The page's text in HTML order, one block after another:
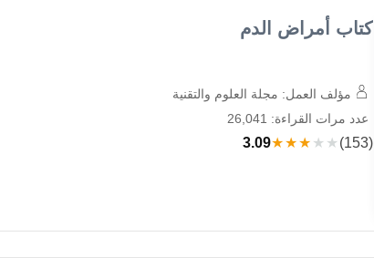
كتاب أمراض الدم
مؤلف العمل: مجلة العلوم والتقنية
عدد مرات القراءة: 26,041
3.09★★★★★ (153)